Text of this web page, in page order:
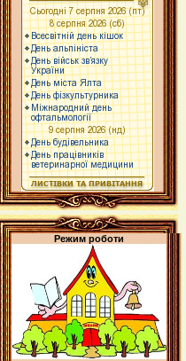
Режим роботи